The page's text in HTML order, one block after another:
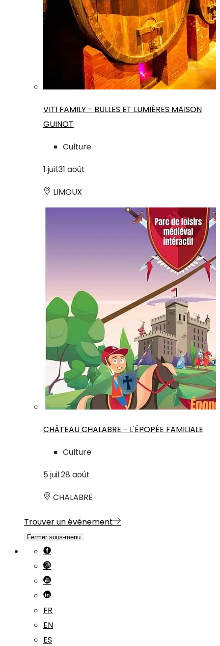
VITI FAMILY - BULLES ET LUMIÈRES MAISON
GUINOT
Culture
1 juil.31 août
LIMOUX
CHÂTEAU CHALABRE - L'ÉPOPÉE FAMILIALE
Culture
5 juil.28 août
CHALABRE
Trouver un événement
Fermer sous-menu
FR
EN
ES